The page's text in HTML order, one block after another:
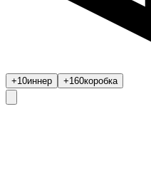
+10иннер +160коробка